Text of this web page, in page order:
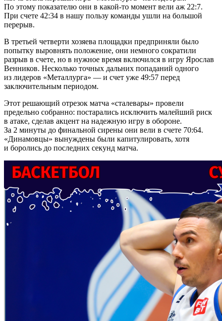
По этому показателю они в какой-то момент вели аж 22:7.
При счете 42:34 в нашу пользу команды ушли на большой
перерыв.
В третьей четверти хозяева площадки предприняли было
попытку выровнять положение, они немного сократили
разрыв в счете, но в нужное время включился в игру Ярослав
Венников. Несколько точных дальних попаданий одного
из лидеров «Металлурга» — и счет уже 49:57 перед
заключительным периодом.
Этот решающий отрезок матча «сталевары» провели
предельно собранно: постарались исключить малейший риск
в атаке, сделав акцент на надежную игру в обороне.
За 2 минуты до финальной сирены они вели в счете 70:64.
«Динамовцы» вынуждены были капитулировать, хотя
и боролись до последних секунд матча.